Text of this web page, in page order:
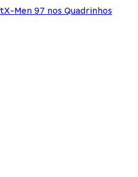
X-Men 97 nos Quadrinhos